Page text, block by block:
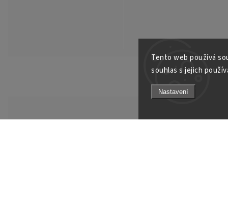
Tento web používá
souhlas s jejich
Nastavení